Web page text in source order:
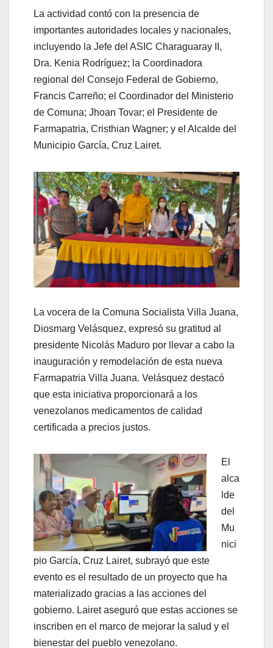
La actividad contó con la presencia de
importantes autoridades locales y nacionales,
incluyendo la Jefe del ASIC Charaguaray II,
Dra. Kenia Rodríguez; la Coordinadora
regional del Consejo Federal de Gobierno,
Francis Carreño; el Coordinador del Ministerio
de Comuna; Jhoan Tovar; el Presidente de
Farmapatria, Cristhian Wagner; y el Alcalde del
Municipio García, Cruz Lairet.
La vocera de la Comuna Socialista Villa Juana,
Diosmarg Velásquez, expresó su gratitud al
presidente Nicolás Maduro por llevar a cabo la
inauguración y remodelación de esta nueva
Farmapatria Villa Juana. Velásquez destacó
que esta iniciativa proporcionará a los
venezolanos medicamentos de calidad
certificada a precios justos.
El
alca
lde
del
Mu
nici
pio García, Cruz Lairet, subrayó que este
evento es el resultado de un proyecto que ha
materializado gracias a las acciones del
gobierno. Lairet aseguró que estas acciones se
inscriben en el marco de mejorar la salud y el
bienestar del pueblo venezolano.